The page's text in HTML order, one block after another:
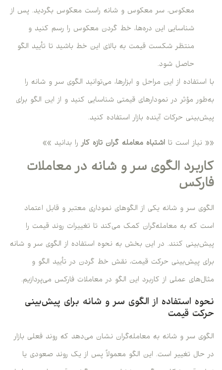
معکوس، سر معکوس و شانه راست معکوس بگردید. پس از
شناسایی این دره‌ها، خط گردن معکوس را رسم کنید و
منتظر شکست قیمت به بالای این خط باشید تا تأیید الگو
حاصل شود.
با استفاده از این مراحل و ابزارها، می‌توانید الگوی سر و شانه را
به‌طور مؤثر در نمودارهای قیمتی شناسایی کنید و از این الگو برای
پیش‌بینی حرکات آینده بازار استفاده کنید.
«« نیاز است تا اشتباه معامله گران تازه کاررا بدانید »»
کاربرد الگوی سر و شانه در معاملات
فارکس
الگوی سر و شانه یکی از الگوهای نموداری معتبر و قابل اعتماد
است که به معامله‌گران کمک می‌کند تا تغییرات روند قیمت را
پیش‌بینی کنند. در این بخش به نحوه استفاده از الگوی سر و شانه
برای پیش‌بینی حرکت قیمت، نقش خط گردن در تأیید الگو و
مثال‌های عملی از کاربرد این الگو در معاملات فارکس می‌پردازیم.
نحوه استفاده از الگوی سر و شانه برای پیش‌بینی
حرکت قیمت
الگوی سر و شانه به معامله‌گران نشان می‌دهد که روند فعلی بازار
در حال تغییر است. این الگو معمولاً پس از یک روند صعودی یا